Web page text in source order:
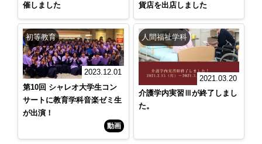
催しました
貨店を出店しました
初等教育
2023.12.01
第10回 シャレオ大学生コン
サートに教育学科音楽ゼミ生
が出演！
動画
人間福祉学科
2021.03.20
介護学内実習Ⅲが終了しまし
た。